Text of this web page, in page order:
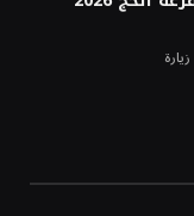
زيارة